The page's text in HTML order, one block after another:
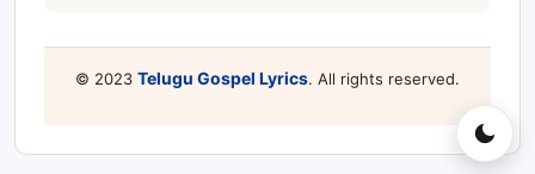
© 2023 Telugu Gospel Lyrics. All rights reserved.